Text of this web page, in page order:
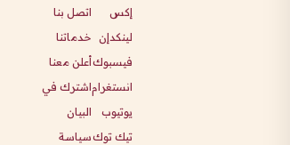
إكس
لينكدإن
فيسبوك
انستغرام
يوتيوب
تيك توك
اتصل بنا
خدماتنا
أعلن معنا
اشترك في
البيان
سياسة